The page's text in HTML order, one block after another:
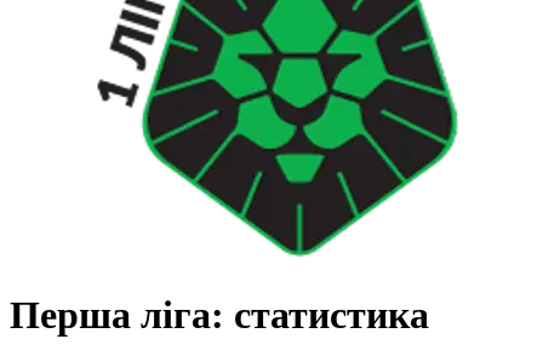
Перша ліга: статистика